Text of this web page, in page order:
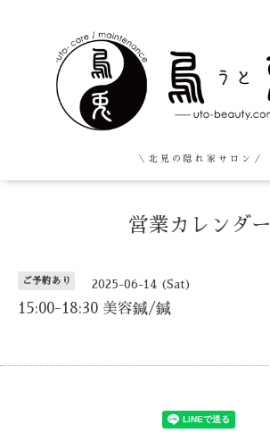
＼ 北 見 の 隠 れ 家 サ ロ ン ／
営業カレンダー
ご予約あり 2025-06-14 (Sat)
15:00-18:30 美容鍼/鍼